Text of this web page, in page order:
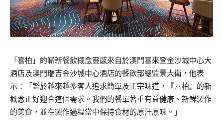
「喜柏」的嶄新餐飲概念靈感來自於澳門喜來登金沙城中心大
酒店及澳門瑞吉金沙城中心酒店的餐飲部總監景大衛，他表
示：「鑑於越來越多客人追求簡單及正宗味道，『喜柏』的新
概念正好迎合這個需求。我們的餐單著重有益健康、新鮮製作
的美食，並在製作過程當中保持食材的原汁原味。」